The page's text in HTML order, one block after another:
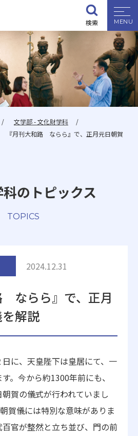
検索
一般・企業の方
文学部 - 文化財学科
『月刊大和路 ならら』で、正月元日朝賀
のトピックス
TOPICS
2024.12.31
ならら』で、正月
解説
に、天皇陛下は皇居にて、一
。今から約1300年前にも、
賀の儀式が行われていまし
賀儀には特別な意味がありま
官が整然と立ち並び、門の前